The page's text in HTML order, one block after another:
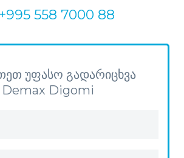
+995 558 7000 88
უფასო გადარიცხვა
Demax Digomi